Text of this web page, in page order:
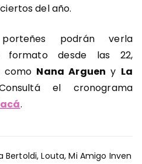
del año.
podrán verla
formato desde las 22,
como Nana Arguen y La
el cronograma
.
Bertoldi, Louta, Mi Amigo Inven